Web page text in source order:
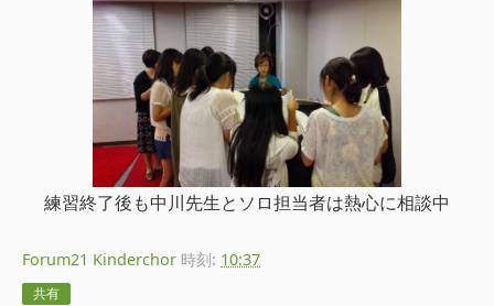
練習終了後も中川先生とソロ担当者は熱心に相談中
Forum21 Kinderchor 時刻: 10:37
共有